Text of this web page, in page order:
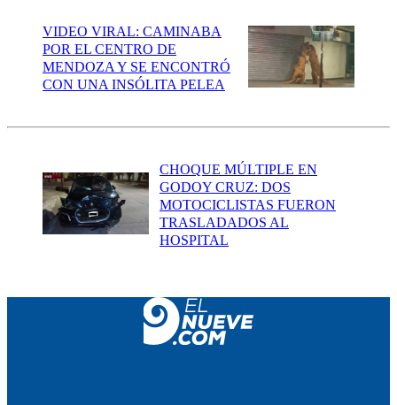
VIDEO VIRAL: CAMINABA
POR EL CENTRO DE
MENDOZA Y SE ENCONTRÓ
CON UNA INSÓLITA PELEA
CHOQUE MÚLTIPLE EN
GODOY CRUZ: DOS
MOTOCICLISTAS FUERON
TRASLADADOS AL
HOSPITAL